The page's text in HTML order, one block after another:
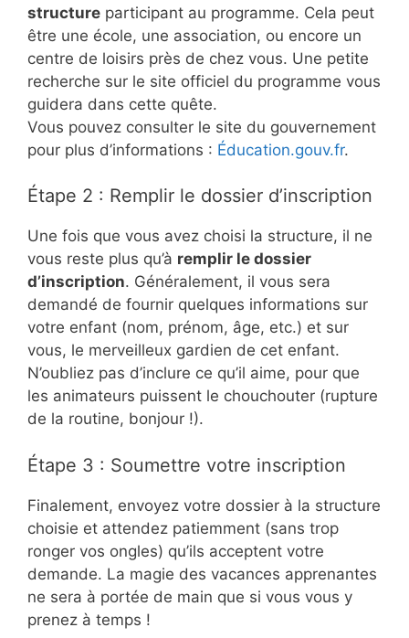
structure participant au programme. Cela peut
être une école, une association, ou encore un
centre de loisirs près de chez vous. Une petite
recherche sur le site officiel du programme vous
guidera dans cette quête.
Vous pouvez consulter le site du gouvernement
pour plus d’informations : Éducation.gouv.fr.
Étape 2 : Remplir le dossier d’inscription
Une fois que vous avez choisi la structure, il ne
vous reste plus qu’à remplir le dossier
d’inscription. Généralement, il vous sera
demandé de fournir quelques informations sur
votre enfant (nom, prénom, âge, etc.) et sur
vous, le merveilleux gardien de cet enfant.
N’oubliez pas d’inclure ce qu’il aime, pour que
les animateurs puissent le chouchouter (rupture
de la routine, bonjour !).
Étape 3 : Soumettre votre inscription
Finalement, envoyez votre dossier à la structure
choisie et attendez patiemment (sans trop
ronger vos ongles) qu’ils acceptent votre
demande. La magie des vacances apprenantes
ne sera à portée de main que si vous vous y
prenez à temps !